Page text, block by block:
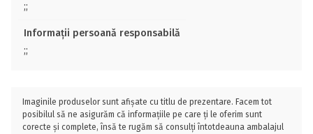
;;
Informații persoană responsabilă
;;
Imaginile produselor sunt afișate cu titlu de prezentare. Facem tot
posibilul să ne asigurăm că informațiile pe care ți le oferim sunt
corecte și complete, însă te rugăm să consulți întotdeauna ambalajul